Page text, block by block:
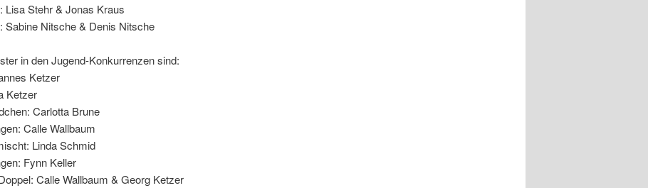
Lisa Stehr & Jonas Kraus
Sabine Nitsche & Denis Nitsche
in den Jugend-Konkurrenzen sind:
Ketzer
Ketzer
Carlotta Brune
Calle Wallbaum
Linda Schmid
Fynn Keller
Calle Wallbaum & Georg Ketzer